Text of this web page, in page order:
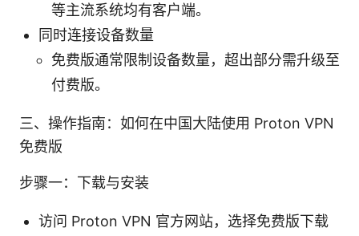
等主流系统均有客户端。
同时连接设备数量
免费版通常限制设备数量，超出部分需升级至
付费版。
三、操作指南：如何在中国大陆使用 Proton VPN
免费版
步骤一：下载与安装
访问 Proton VPN 官方网站，选择免费版下载